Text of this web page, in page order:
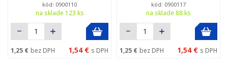
kód: 0900110
na sklade 123 ks
1,25 € bez DPH 1,54 € s DPH
kód: 0900117
na sklade 88 ks
1,25 € bez DPH 1,54 € s DPH